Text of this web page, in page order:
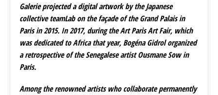
Galerie projected a digital artwork by the Japanese
collective teamLab on the façade of the Grand Palais in
Paris in 2015. In 2017, during the Art Paris Art Fair, which
was dedicated to Africa that year, Bogéna Gidrol organized
a retrospective of the Senegalese artist Ousmane Sow in
Paris.
Among the renowned artists who collaborate permanently